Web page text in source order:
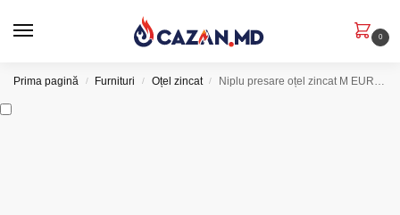
0
Prima pagină / Furnituri / Oțel zincat / Niplu presare oțel zincat M EUROTUBI